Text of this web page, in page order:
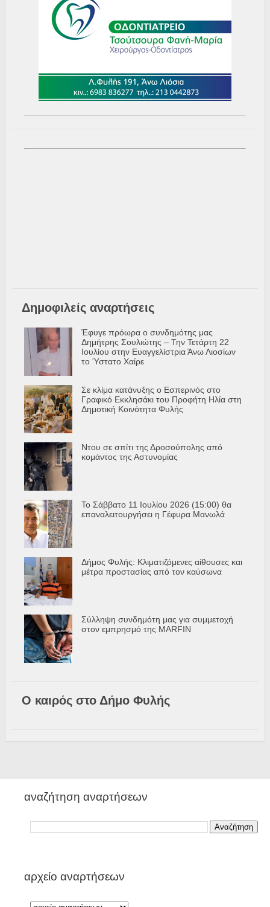
Δημοφιλείς αναρτήσεις
Έφυγε πρόωρα ο συνδημότης μας
Δημήτρης Σουλιώτης – Την Τετάρτη 22
Ιουλίου στην Ευαγγελίστρια Άνω Λιοσίων
το Ύστατο Χαίρε
Σε κλίμα κατάνυξης ο Εσπερινός στο
Γραφικό Εκκλησάκι του Προφήτη Ηλία στη
Δημοτική Κοινότητα Φυλής
Ντου σε σπίτι της Δροσούπολης από
κομάντος της Αστυνομίας
Το Σάββατο 11 Ιουλίου 2026 (15:00) θα
επαναλειτουργήσει η Γέφυρα Μανωλά
Δήμος Φυλής: Κλιματιζόμενες αίθουσες και
μέτρα προστασίας από τον καύσωνα
Σύλληψη συνδημότη μας για συμμετοχή
στον εμπρησμό της MARFIN
Ο καιρός στο Δήμο Φυλής
αναζήτηση αναρτήσεων
αρχείο αναρτήσεων